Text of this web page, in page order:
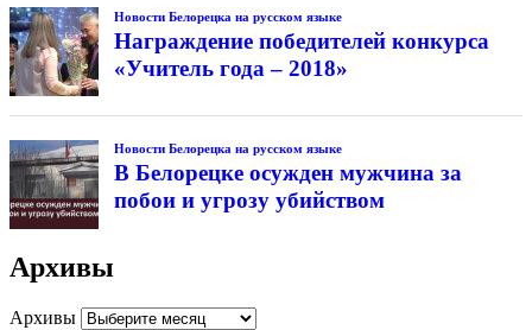
Новости Белорецка на русском языке
Награждение победителей конкурса
«Учитель года – 2018»
Новости Белорецка на русском языке
В Белорецке осужден мужчина за
побои и угрозу убийством
Архивы
Архивы